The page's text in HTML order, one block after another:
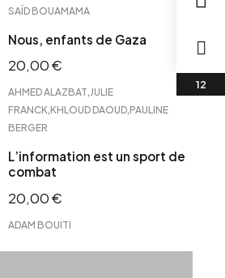
SAÏD BOUAMAMA
Nous, enfants de Gaza
20,00€
AHMED ALAZBAT JULIE
FRANCK KHLOUD DAOUD PAULINE
BERGER
L’information est un sport de
combat
20,00€
ADAM BOUITI